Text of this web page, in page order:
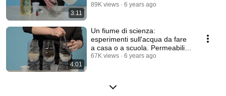
3:11
89K views 6 years ago
4:01
Un fiume di scienza:
esperimenti sull'acqua da fare
a casa o a scuola. Permeabilità
del suolo.
67K views 6 years ago